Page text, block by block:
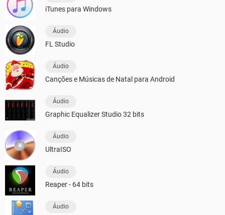
iTunes para Windows
Áudio
FL Studio
Áudio
Canções e Músicas de Natal para Android
Áudio
Graphic Equalizer Studio 32 bits
Áudio
UltraISO
Áudio
Reaper - 64 bits
Áudio